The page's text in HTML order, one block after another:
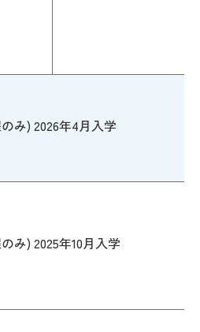
み) 2026年4月入学
み) 2025年10月入学